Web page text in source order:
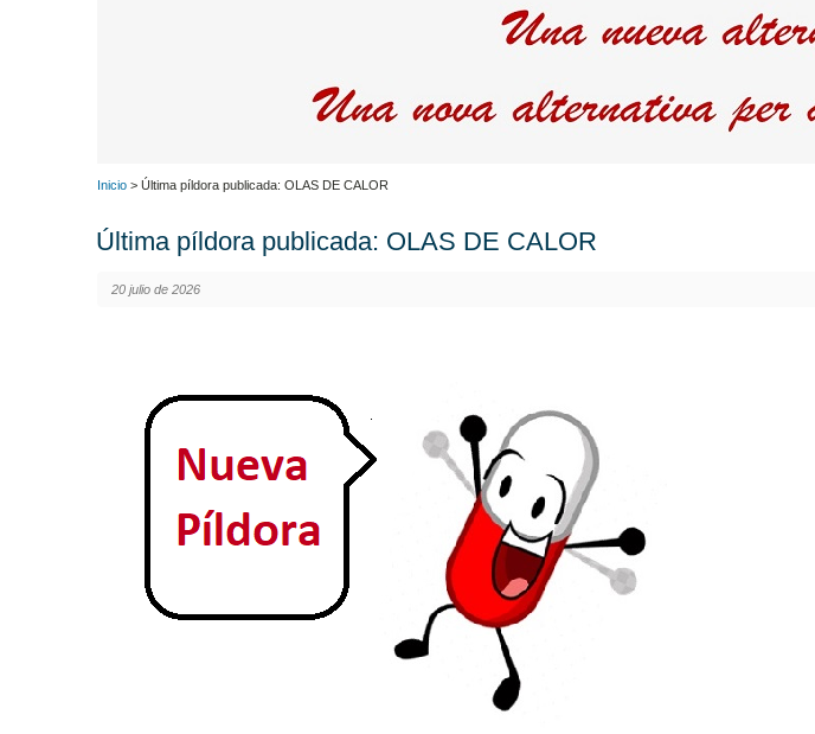
Inicio > Última píldora publicada: OLAS DE CALOR
Última píldora publicada: OLAS DE CALOR
20 julio de 2026